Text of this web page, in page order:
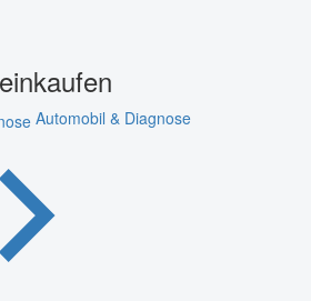
Automobil & Diagnose